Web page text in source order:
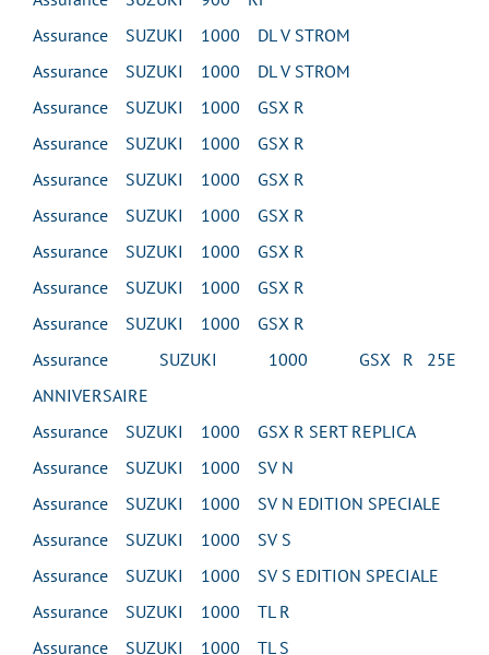
Assurance SUZUKI 1000 DL V STROM
Assurance SUZUKI 1000 DL V STROM
Assurance SUZUKI 1000 GSX R
Assurance SUZUKI 1000 GSX R
Assurance SUZUKI 1000 GSX R
Assurance SUZUKI 1000 GSX R
Assurance SUZUKI 1000 GSX R
Assurance SUZUKI 1000 GSX R
Assurance SUZUKI 1000 GSX R
Assurance SUZUKI 1000 GSX R 25E
ANNIVERSAIRE
Assurance SUZUKI 1000 GSX R SERT REPLICA
Assurance SUZUKI 1000 SV N
Assurance SUZUKI 1000 SV N EDITION SPECIALE
Assurance SUZUKI 1000 SV S
Assurance SUZUKI 1000 SV S EDITION SPECIALE
Assurance SUZUKI 1000 TL R
Assurance SUZUKI 1000 TL S